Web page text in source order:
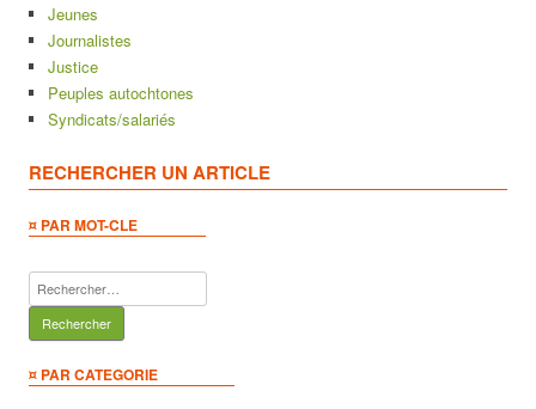
Jeunes
Journalistes
Justice
Peuples autochtones
Syndicats/salariés
RECHERCHER UN ARTICLE
¤ PAR MOT-CLE
Rechercher :
¤ PAR CATEGORIE